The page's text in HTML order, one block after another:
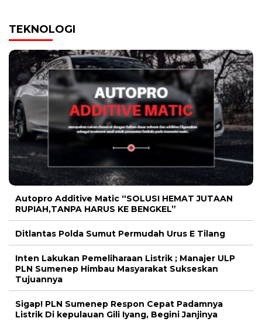
TEKNOLOGI
Autopro Additive Matic “SOLUSI HEMAT JUTAAN
RUPIAH,TANPA HARUS KE BENGKEL”
Ditlantas Polda Sumut Permudah Urus E Tilang
Inten Lakukan Pemeliharaan Listrik ; Manajer ULP
PLN Sumenep Himbau Masyarakat Sukseskan
Tujuannya
Sigap! PLN Sumenep Respon Cepat Padamnya
Listrik Di kepulauan Gili Iyang, Begini Janjinya